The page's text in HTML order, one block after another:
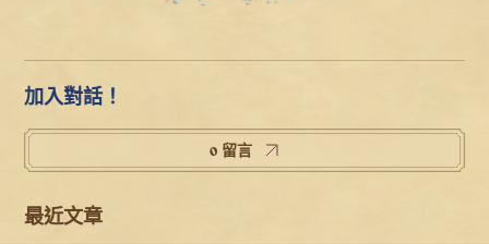
加入對話！
0 留言
最近文章